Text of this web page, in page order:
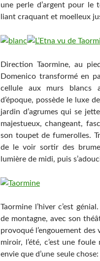
une perle d’argent pour le
liant craquant et moelleux
Direction Taormine, au
Domenico transformé en
cellule aux murs blancs
d’époque, possède le luxe
jardin d’agrumes qui se
majestueux, changeant,
son toupet de fumerolles.
de le voir sortir des
lumière de midi, puis
Taormine l’hiver c’est
de montagne, avec son
provoqué l’engouement des
miroir, l’été, c’est une
envie que d’une seule